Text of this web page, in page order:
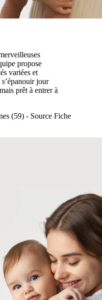
propose
variées et
jour
prêt à entrer à
(59) - Source Fiche